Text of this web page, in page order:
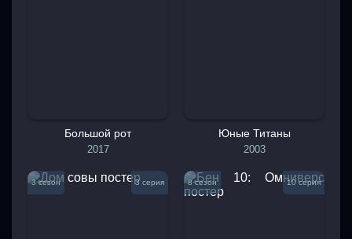
Большой рот
2017
Юные Титаны
2003
3 сезон 3 серия 8 сезон 10 серия